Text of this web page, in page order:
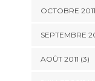
OCTOBRE 2011
SEPTEMBRE
AOÛT 2011 (3)